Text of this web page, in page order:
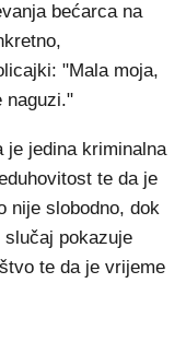
bećarca na
"Mala moja,
naguzi."
je jedina kriminalna
te da je
nije slobodno, dok
pokazuje
te da je vrijeme